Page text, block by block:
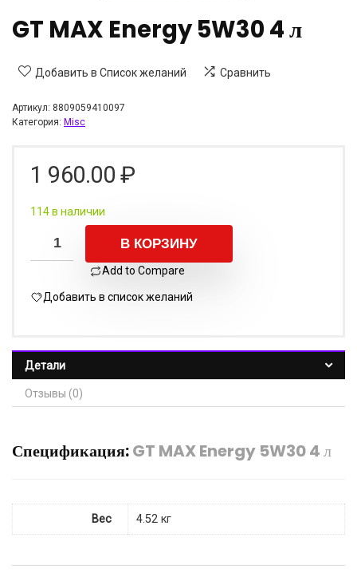
GT MAX Energy 5W30 4 л
Добавить в Список желаний Сравнить
Артикул: 8809059410097
Категория: Misc
1 960.00 ₽
114 в наличии
В КОРЗИНУ
Add to Compare
Добавить в список желаний
Детали
Отзывы (0)
Спецификация:GT MAX Energy 5W30 4 л
Вес 4.52 кг